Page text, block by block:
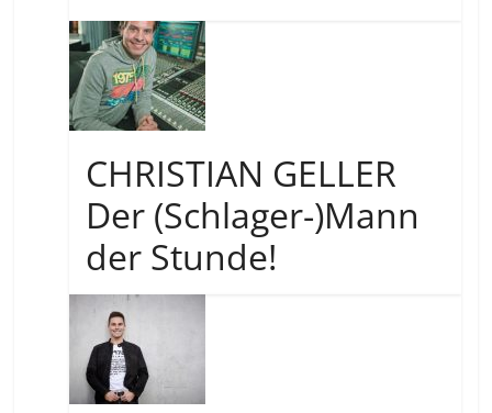
CHRISTIAN GELLER
Der (Schlager-)Mann
der Stunde!